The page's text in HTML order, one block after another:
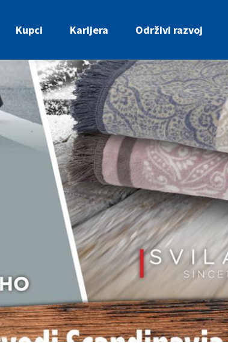
Kupci Karijera Održivi razvoj